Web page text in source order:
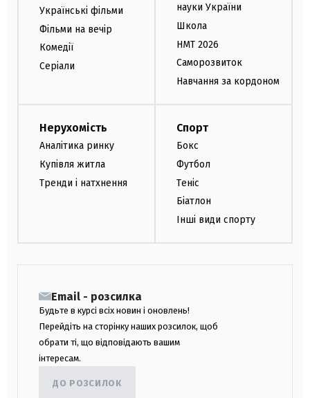
Українські фільми
Фільми на вечір
Комедії
Серіали
науки України
Школа
НМТ 2026
Саморозвиток
Навчання за кордоном
Нерухомість
Аналітика ринку
Купівля житла
Тренди і натхнення
Спорт
Бокс
Футбол
Теніс
Біатлон
Інші види спорту
Email - розсилка
Будьте в курсі всіх новин і оновлень!
Перейдіть на сторінку наших розсилок, щоб
обрати ті, що відповідають вашим
інтересам.
ДО РОЗСИЛОК